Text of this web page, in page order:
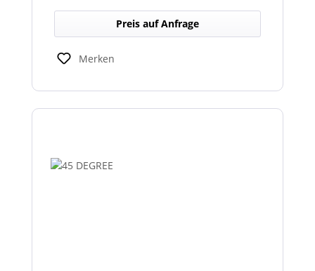
befestigt werden, um in Fahrtrichtung
gezielte Warnsignale abzugeben. Sie
erhöhen die Sicht- und Hörbarkeit von
Warnhinweisen für Fahrer und Umfeld und
verbessern so die Sicherheit bei Einsatz-
Preis auf Anfrage
Merken